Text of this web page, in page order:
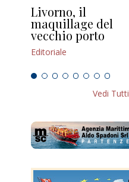
Livorno, il
maquillage del
vecchio porto
Editoriale
Vedi Tutti